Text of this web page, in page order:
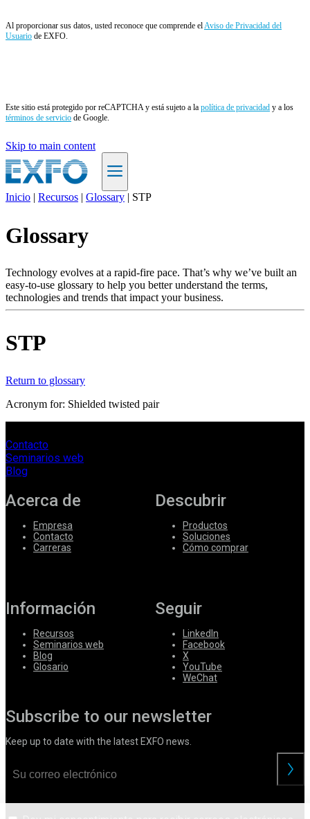
Al proporcionar sus datos, usted reconoce que comprende elAviso de Privacidad del
Usuario de EXFO.
Este sitio está protegido por reCAPTCHA y está sujeto a la política de privacidad y a los
términos de servicio de Google.
Skip to main content
Productos
Asistencia
Servicios
Cómo
Recursos
Contacto
Corporate
Careers
Partners
Suppliers
Inicio | Recursos | Glossary | STP
Glossary
Technology evolves at a rapid-fire pace. That’s why we’ve built an
easy-to-use glossary to help you better understand the terms,
technologies and trends that impact your business.
STP
Return to glossary
Acronym for: Shielded twisted pair
Contacto
Seminarios web
Blog
Acerca de
Empresa
Contacto
Carreras
Descubrir
Productos
Soluciones
Cómo comprar
Información
Recursos
Seminarios web
Blog
Glosario
Seguir
LinkedIn
Facebook
X
YouTube
WeChat
Subscribe to our newsletter
Keep up to date with the latest EXFO news.